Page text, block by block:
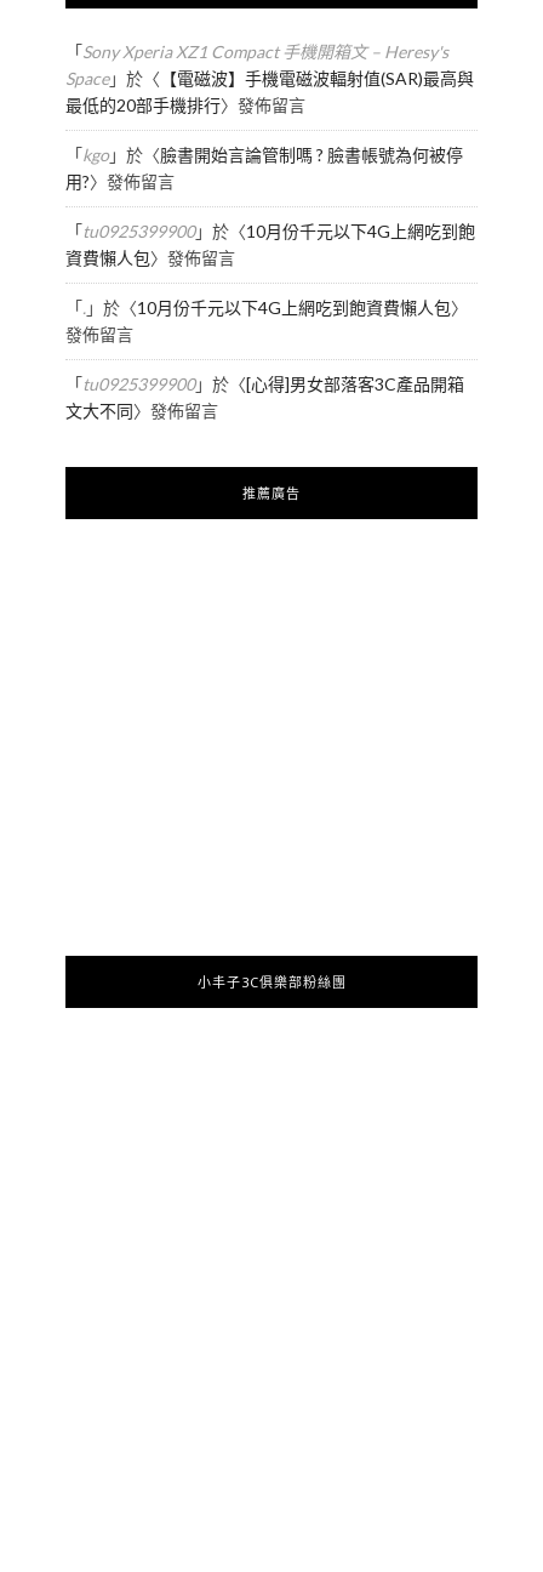
「Sony Xperia XZ1 Compact 手機開箱文 – Heresy's
Space」於〈 【電磁波】手機電磁波輻射值(SAR)最高與
最低的20部手機排行〉發佈留言
「kgo」於〈臉書開始言論管制嗎 ? 臉書帳號為何被停
用?〉發佈留言
「tu0925399900」於〈10月份千元以下4G上網吃到飽
資費懶人包〉發佈留言
「.」於〈10月份千元以下4G上網吃到飽資費懶人包〉
發佈留言
「tu0925399900」於〈[心得]男女部落客3C產品開箱
文大不同〉發佈留言
推薦廣告
小丰子3C俱樂部粉絲團